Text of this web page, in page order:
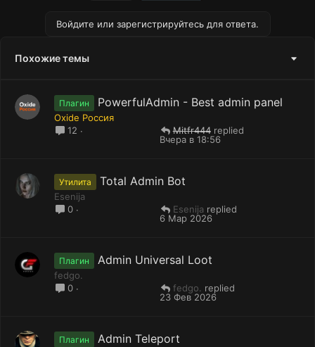
Войдите или зарегистрируйтесь для ответа.
Похожие темы
Плагин PowerfulAdmin - Best admin panel
Oxide Россия
12
Вчера в 18:56
Mitfr444
Утилита Total Admin Bot
Esenija
0
6 Мар 2026
Esenija
Плагин Admin Universal Loot
fedgo.
0
23 Фев 2026
fedgo.
Плагин Admin Teleport